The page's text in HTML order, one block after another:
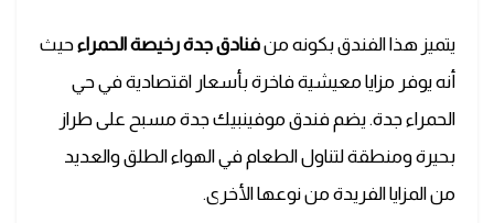
يتميز هذا الفندق بكونه منفنادق جدة رخيصة الحمراءحيث
أنه يوفر مزايا معيشية فاخرة بأسعار اقتصادية في حي
الحمراء جدة. يضم فندق موفينبيك جدة مسبح على طراز
بحيرة ومنطقة لتناول الطعام في الهواء الطلق والعديد
من المزايا الفريدة من نوعها الأخرى.